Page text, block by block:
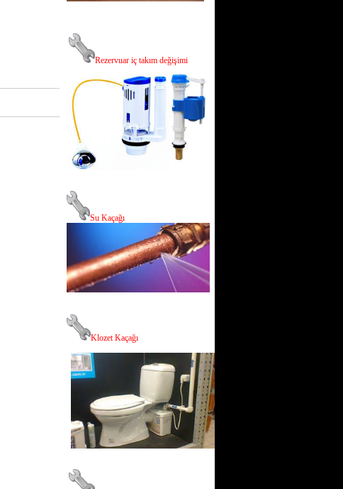
Rezervuar iç takım değişimi
Su Kaçağı
Klozet Kaçağı